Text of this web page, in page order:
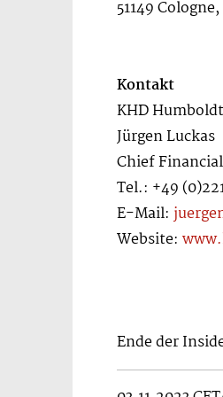
51149
Kontakt
KHD
Jürgen Luckas
Chief
Tel.: +49
E-Mail:
Website:
Ende der